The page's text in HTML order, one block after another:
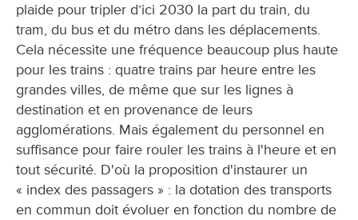
plaide pour tripler d’ici 2030 la part du train, du
tram, du bus et du métro dans les déplacements.
Cela nécessite une fréquence beaucoup plus haute
pour les trains : quatre trains par heure entre les
grandes villes, de même que sur les lignes à
destination et en provenance de leurs
agglomérations. Mais également du personnel en
suffisance pour faire rouler les trains à l'heure et en
tout sécurité. D'où la proposition d'instaurer un
« index des passagers » : la dotation des transports
en commun doit évoluer en fonction du nombre de